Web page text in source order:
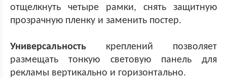
отщелкнуть четыре рамки, снять защитную
прозрачную пленку и заменить постер.
Универсальность креплений позволяет
размещать тонкую световую панель для
рекламы вертикально и горизонтально.